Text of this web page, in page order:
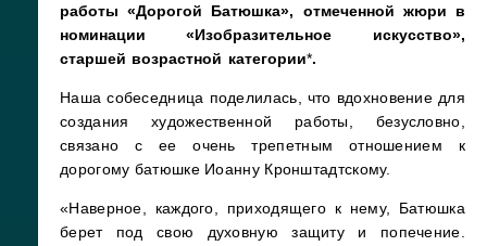
работы «Дорогой Батюшка», отмеченной жюри в
номинации «Изобразительное искусство»,
старшей возрастной категории*.
Наша собеседница поделилась, что вдохновение для
создания художественной работы, безусловно,
связано с ее очень трепетным отношением к
дорогому батюшке Иоанну Кронштадтскому.
«Наверное, каждого, приходящего к нему, Батюшка
берет под свою духовную защиту и попечение.